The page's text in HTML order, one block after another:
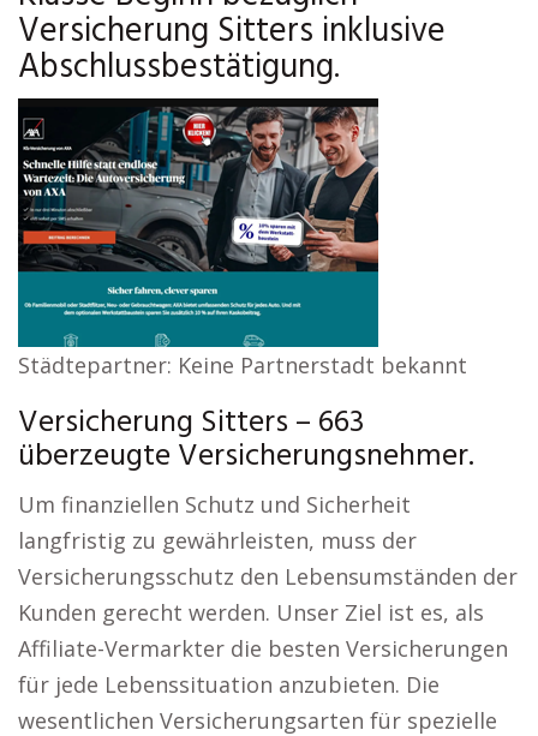
Versicherung Sitters inklusive
Abschlussbestätigung.
Städtepartner: Keine Partnerstadt bekannt
Versicherung Sitters – 663
überzeugte Versicherungsnehmer.
Um finanziellen Schutz und Sicherheit
langfristig zu gewährleisten, muss der
Versicherungsschutz den Lebensumständen der
Kunden gerecht werden. Unser Ziel ist es, als
Affiliate-Vermarkter die besten Versicherungen
für jede Lebenssituation anzubieten. Die
wesentlichen Versicherungsarten für spezielle